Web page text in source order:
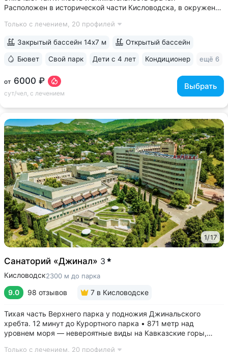
Расположен в исторической части Кисловодска, в окружении
лестницы и входа в Курортный парк • Территория 3,2 га
Только с лечением, 20 профилей
от 6000 ₽
сут/чел, с лечением
Выбрать
Закрытый бассейн 14х7 м Открытый бассейн
Бювет Свой парк Дети с 4 лет Кондиционер ещё 6
1/17
Санаторий «Джинал» 3
Кисловодск2300 м до парка
9.0 98 отзывов 7 в Кисловодске
Тихая часть Верхнего парка у подножия Джинальского
хребта. 12 минут до Курортного парка • 871 метр над
уровнем моря ­— невероятные виды на Кавказские горы,
Только с лечением, 20 профилей